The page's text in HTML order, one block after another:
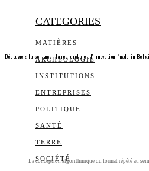
CATEGORIES
MATIÈRES
ARCHEOLOGIE
INSTITUTIONS
ENTREPRISES
POLITIQUE
SANTÉ
TERRE
SOCIÉTÉ
Découvrez la science, la recherche et l’innovation "made in
La conception algorithmique du format répété au